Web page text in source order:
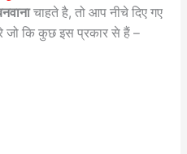
चाहते है, तो आप नीचे दिए गए
जो कि कुछ इस प्रकार से हैं –